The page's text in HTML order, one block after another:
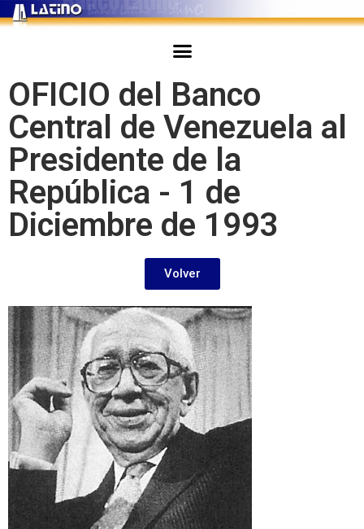
OFICIO del Banco
Central de Venezuela al
Presidente de la
República - 1 de
Diciembre de 1993
Volver